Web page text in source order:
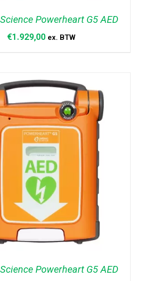
Powerheart G5 AED
€1.929,00 ex. BTW
Powerheart G5 AED